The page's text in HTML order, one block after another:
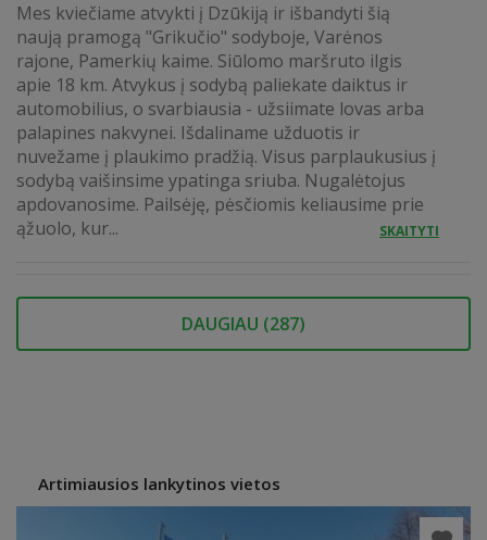
Mes kviečiame atvykti į Dzūkiją ir išbandyti šią
naują pramogą "Grikučio" sodyboje, Varėnos
rajone, Pamerkių kaime. Siūlomo maršruto ilgis
apie 18 km. Atvykus į sodybą paliekate daiktus ir
automobilius, o svarbiausia - užsiimate lovas arba
palapines nakvynei. Išdaliname užduotis ir
nuvežame į plaukimo pradžią. Visus parplaukusius į
sodybą vaišinsime ypatinga sriuba. Nugalėtojus
apdovanosime. Pailsėję, pėsčiomis keliausime prie
ąžuolo, kur...
SKAITYTI
DAUGIAU (287)
Artimiausios lankytinos vietos